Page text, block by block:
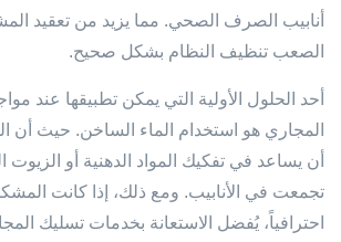
أنابيب الصرف الصحي. مما يزيد من تعقيد
الصعب تنظيف النظام بشكل صحيح.
أحد الحلول الأولية التي يمكن تطبيقها عند
المجاري هو استخدام الماء الساخن. حيث أن
أن يساعد في تفكيك المواد الدهنية أو الزيوت
تجمعت في الأنابيب. ومع ذلك، إذا كانت
احترافياً، يُفضل الاستعانة بخدمات تسليك